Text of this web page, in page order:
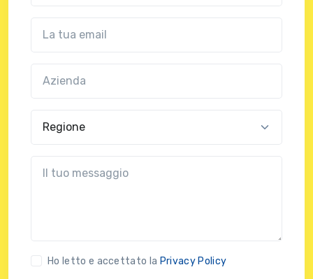
Ho letto e accettato la Privacy Policy